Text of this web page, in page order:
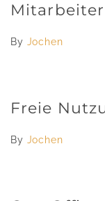
By Jochen
Freie
By Jochen